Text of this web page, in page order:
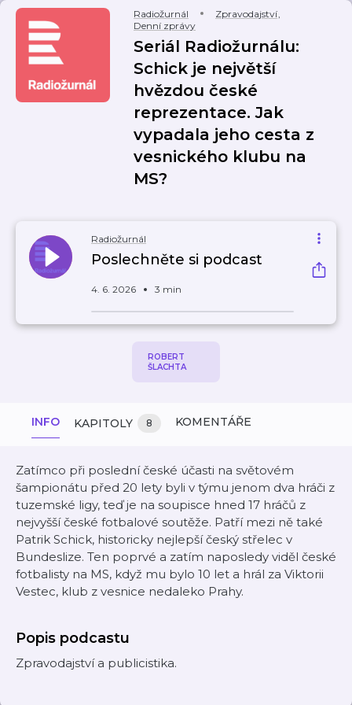
Radiožurnál Zpravodajství,
Denní zprávy
Seriál Radiožurnálu:
Schick je největší
hvězdou české
reprezentace. Jak
vypadala jeho cesta z
vesnického klubu na
MS?
Radiožurnál
Poslechněte si podcast
4. 6. 2026 3 min
ROBERT
ŠLACHTA
INFO KAPITOLY 8 KOMENTÁŘE
Zatímco při poslední české účasti na světovém
šampionátu před 20 lety byli v týmu jenom dva hráči z
tuzemské ligy, teď je na soupisce hned 17 hráčů z
nejvyšší české fotbalové soutěže. Patří mezi ně také
Patrik Schick, historicky nejlepší český střelec v
Bundeslize. Ten poprvé a zatím naposledy viděl české
fotbalisty na MS, když mu bylo 10 let a hrál za Viktorii
Vestec, klub z vesnice nedaleko Prahy.
Popis podcastu
Zpravodajství a publicistika.